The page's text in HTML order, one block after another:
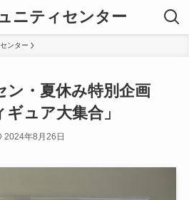
ニティセンター
ンター
ン・夏休み特別企画
ギュア大集合」
2024年8月26日